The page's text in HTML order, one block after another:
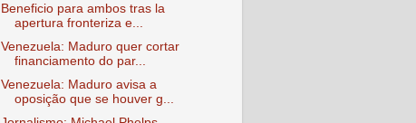
Beneficio para ambos tras la
apertura fronteriza e...
Venezuela: Maduro quer cortar
financiamento do par...
Venezuela: Maduro avisa a
oposição que se houver g...